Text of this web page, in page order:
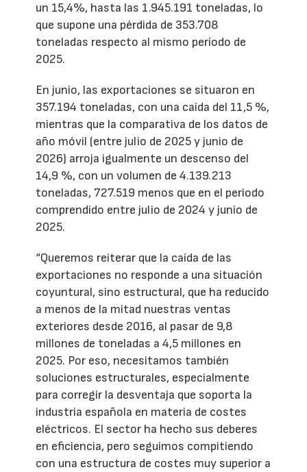
un 15,4%, hasta las 1.945.191 toneladas, lo
que supone una pérdida de 353.708
toneladas respecto al mismo período de
2025.
En junio, las exportaciones se situaron en
357.194 toneladas, con una caída del 11,5 %,
mientras que la comparativa de los datos de
año móvil (entre julio de 2025 y junio de
2026) arroja igualmente un descenso del
14,9 %, con un volumen de 4.139.213
toneladas, 727.519 menos que en el periodo
comprendido entre julio de 2024 y junio de
2025.
“Queremos reiterar que la caída de las
exportaciones no responde a una situación
coyuntural, sino estructural, que ha reducido
a menos de la mitad nuestras ventas
exteriores desde 2016, al pasar de 9,8
millones de toneladas a 4,5 millones en
2025. Por eso, necesitamos también
soluciones estructurales, especialmente
para corregir la desventaja que soporta la
industria española en materia de costes
eléctricos. El sector ha hecho sus deberes
en eficiencia, pero seguimos compitiendo
con una estructura de costes muy superior a